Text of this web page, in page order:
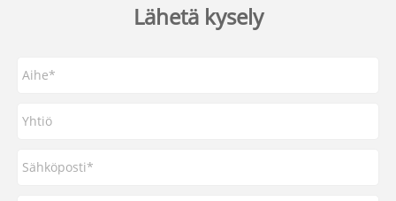
Lähetä kysely